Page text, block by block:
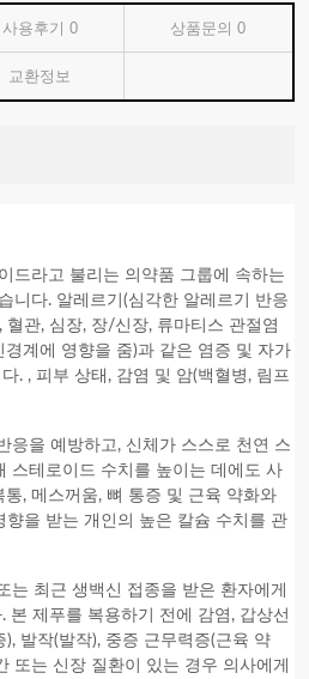
사용후기 0 상품문의0
교환정보
드라고 불리는 의약품 그룹에 속하는
니다. 알레르기(심각한 알레르기 반응
혈관, 심장, 장/신장, 류마티스 관절염
계에 영향을 줌)과 같은 염증 및 자가
. , 피부 상태, 감염 및 암(백혈병, 림프
응을 예방하고, 신체가 스스로 천연 스
스테로이드 수치를 높이는 데에도 사
, 메스꺼움, 뼈 통증 및 근육 약화와
향을 받는 개인의 높은 칼슘 수치를 관
는 최근 생백신 접종을 받은 환자에게
본 제푸를 복용하기 전에 감염, 갑상선
발작(발작), 중증 근무력증(근육 약
또는 신장 질환이 있는 경우 의사에게